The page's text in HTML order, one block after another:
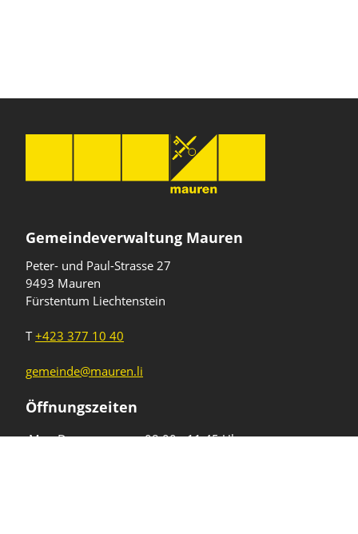
Gemeindeverwaltung Mauren
Peter- und Paul-Strasse 27
9493 Mauren
Fürstentum Liechtenstein
T+423 377 10 40
gemeinde@mauren.li
Öffnungszeiten
Mo - Do
08.00 - 11.45 Uhr